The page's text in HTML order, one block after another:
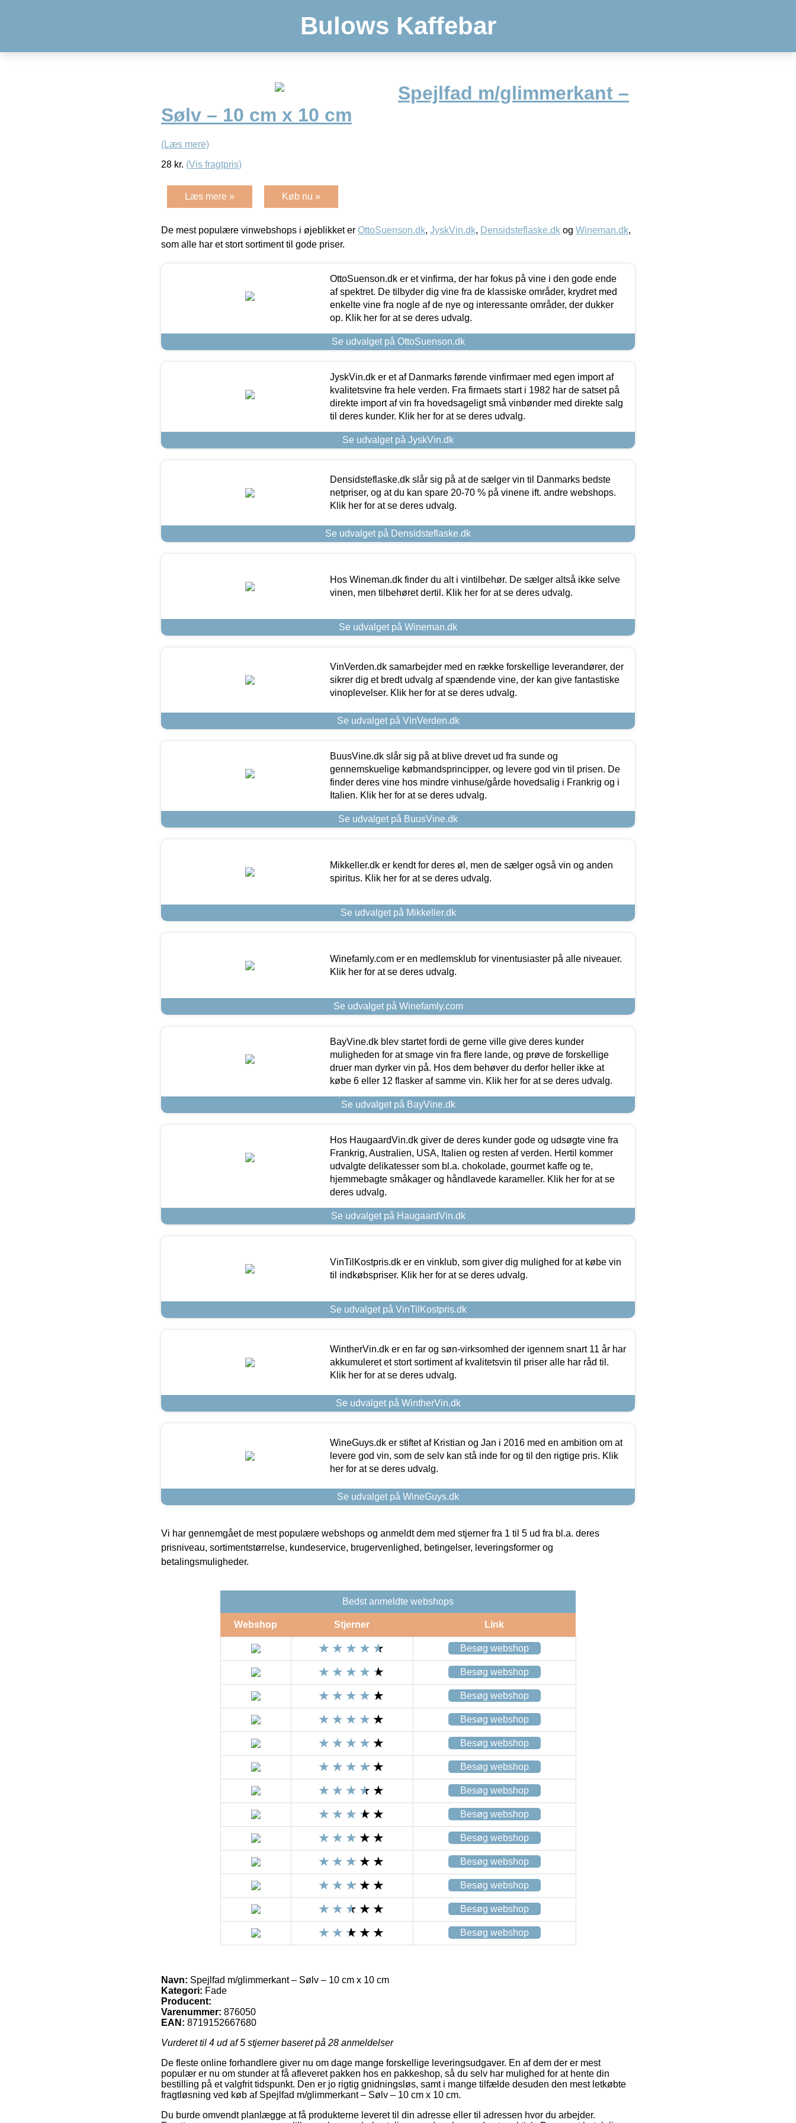
Bulows Kaffebar
Spejlfad m/glimmerkant –
Sølv – 10 cm x 10 cm
(Læs mere)
28 kr. (Vis fragtpris)
Læs mere » Køb nu »
De mest populære vinwebshops i øjeblikket er OttoSuenson.dk, JyskVin.dk, Densidsteflaske.dk og Wineman.dk,
som alle har et stort sortiment til gode priser.
OttoSuenson.dk er et vinfirma, der har fokus på vine i den gode ende
af spektret. De tilbyder dig vine fra de klassiske områder, krydret med
enkelte vine fra nogle af de nye og interessante områder, der dukker
op. Klik her for at se deres udvalg.
Se udvalget på OttoSuenson.dk
JyskVin.dk er et af Danmarks førende vinfirmaer med egen import af
kvalitetsvine fra hele verden. Fra firmaets start i 1982 har de satset på
direkte import af vin fra hovedsageligt små vinbønder med direkte salg
til deres kunder. Klik her for at se deres udvalg.
Se udvalget på JyskVin.dk
Densidsteflaske.dk slår sig på at de sælger vin til Danmarks bedste
netpriser, og at du kan spare 20-70 % på vinene ift. andre webshops.
Klik her for at se deres udvalg.
Se udvalget på Densidsteflaske.dk
Hos Wineman.dk finder du alt i vintilbehør. De sælger altså ikke selve
vinen, men tilbehøret dertil. Klik her for at se deres udvalg.
Se udvalget på Wineman.dk
VinVerden.dk samarbejder med en række forskellige leverandører, der
sikrer dig et bredt udvalg af spændende vine, der kan give fantastiske
vinoplevelser. Klik her for at se deres udvalg.
Se udvalget på VinVerden.dk
BuusVine.dk slår sig på at blive drevet ud fra sunde og
gennemskuelige købmandsprincipper, og levere god vin til prisen. De
finder deres vine hos mindre vinhuse/gårde hovedsalig i Frankrig og i
Italien. Klik her for at se deres udvalg.
Se udvalget på BuusVine.dk
Mikkeller.dk er kendt for deres øl, men de sælger også vin og anden
spiritus. Klik her for at se deres udvalg.
Se udvalget på Mikkeller.dk
Winefamly.com er en medlemsklub for vinentusiaster på alle niveauer.
Klik her for at se deres udvalg.
Se udvalget på Winefamly.com
BayVine.dk blev startet fordi de gerne ville give deres kunder
muligheden for at smage vin fra flere lande, og prøve de forskellige
druer man dyrker vin på. Hos dem behøver du derfor heller ikke at
købe 6 eller 12 flasker af samme vin. Klik her for at se deres udvalg.
Se udvalget på BayVine.dk
Hos HaugaardVin.dk giver de deres kunder gode og udsøgte vine fra
Frankrig, Australien, USA, Italien og resten af verden. Hertil kommer
udvalgte delikatesser som bl.a. chokolade, gourmet kaffe og te,
hjemmebagte småkager og håndlavede karameller. Klik her for at se
deres udvalg.
Se udvalget på HaugaardVin.dk
VinTilKostpris.dk er en vinklub, som giver dig mulighed for at købe vin
til indkøbspriser. Klik her for at se deres udvalg.
Se udvalget på VinTilKostpris.dk
WintherVin.dk er en far og søn-virksomhed der igennem snart 11 år har
akkumuleret et stort sortiment af kvalitetsvin til priser alle har råd til.
Klik her for at se deres udvalg.
Se udvalget på WintherVin.dk
WineGuys.dk er stiftet af Kristian og Jan i 2016 med en ambition om at
levere god vin, som de selv kan stå inde for og til den rigtige pris. Klik
her for at se deres udvalg.
Se udvalget på WineGuys.dk
Vi har gennemgået de mest populære webshops og anmeldt dem med stjerner fra 1 til 5 ud fra bl.a. deres
prisniveau, sortimentstørrelse, kundeservice, brugervenlighed, betingelser, leveringsformer og
betalingsmuligheder.
Bedst anmeldte webshops
Webshop Stjerner Link
Besøg webshop
Besøg webshop
Besøg webshop
Besøg webshop
Besøg webshop
Besøg webshop
Besøg webshop
Besøg webshop
Besøg webshop
Besøg webshop
Besøg webshop
Besøg webshop
Besøg webshop
Navn: Spejlfad m/glimmerkant – Sølv – 10 cm x 10 cm
Kategori: Fade
Producent:
Varenummer: 876050
EAN: 8719152667680
Vurderet til 4 ud af 5 stjerner baseret på 28 anmeldelser
De fleste online forhandlere giver nu om dage mange forskellige leveringsudgaver. En af dem der er mest
populær er nu om stunder at få afleveret pakken hos en pakkeshop, så du selv har mulighed for at hente din
bestilling på et valgfrit tidspunkt. Den er jo rigtig gnidningsløs, samt i mange tilfælde desuden den mest letkøbte
fragtløsning ved køb af Spejlfad m/glimmerkant – Sølv – 10 cm x 10 cm.
Du burde omvendt planlægge at få produkterne leveret til din adresse eller til adressen hvor du arbejder.